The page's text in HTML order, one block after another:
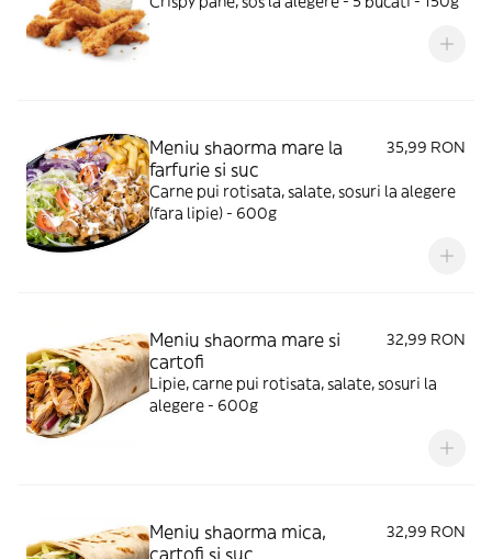
Meniu shaorma mare la
farfurie si suc
35,99 RON
Carne pui rotisata, salate, sosuri la alegere
(fara lipie) - 600g
Meniu shaorma mare si
cartofi
32,99 RON
Lipie, carne pui rotisata, salate, sosuri la
alegere - 600g
Meniu shaorma mica,
cartofi si suc
32,99 RON